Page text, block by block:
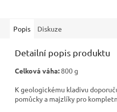
Popis Diskuze
Detailní popis produktu
Celková váha:800 g
K geologickému kladivu
pomůcky a majzlíky pro